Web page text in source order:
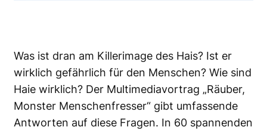
Was ist dran am Killerimage des Hais? Ist er
wirklich gefährlich für den Menschen? Wie sind
Haie wirklich? Der Multimediavortrag „Räuber,
Monster Menschenfresser“ gibt umfassende
Antworten auf diese Fragen. In 60 spannenden